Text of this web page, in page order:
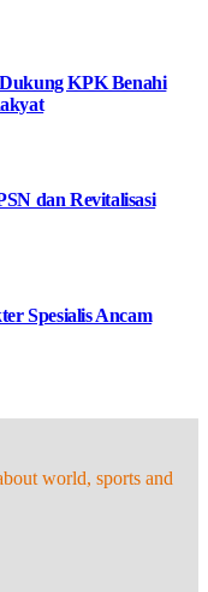
KPK Benahi
dan Revitalisasi
Spesialis Ancam
world, sports and